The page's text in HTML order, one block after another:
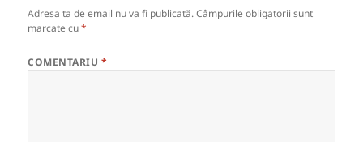
Adresa ta de email nu va fi publicată. Câmpurile obligatorii sunt
marcate cu*
COMENTARIU *